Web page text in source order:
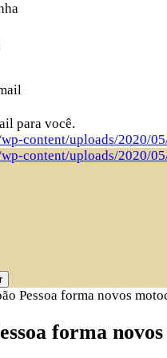
para você.
Pessoa forma novos
forma